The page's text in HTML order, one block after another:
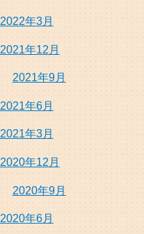
2022年3月
2021年12月
2021年9月
2021年6月
2021年3月
2020年12月
2020年9月
2020年6月